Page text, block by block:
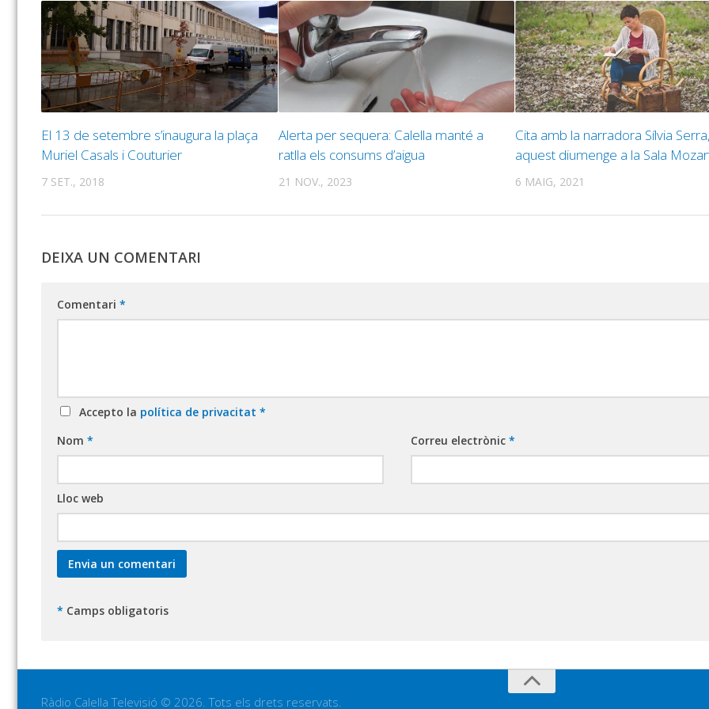
El 13 de setembre s’inaugura la plaça
Muriel Casals i Couturier
7 SET., 2018
Alerta per sequera: Calella manté a
ratlla els consums d’aigua
21 NOV., 2023
Cita amb la narradora Sílvia
aquest diumenge a la Sala
6 MAIG, 2021
DEIXA UN COMENTARI
Comentari *
Accepto la política de privacitat *
Nom * Correu electrònic*
Lloc web
* Camps obligatoris
Ràdio Calella Televisió © 2026. Tots els drets reservats.